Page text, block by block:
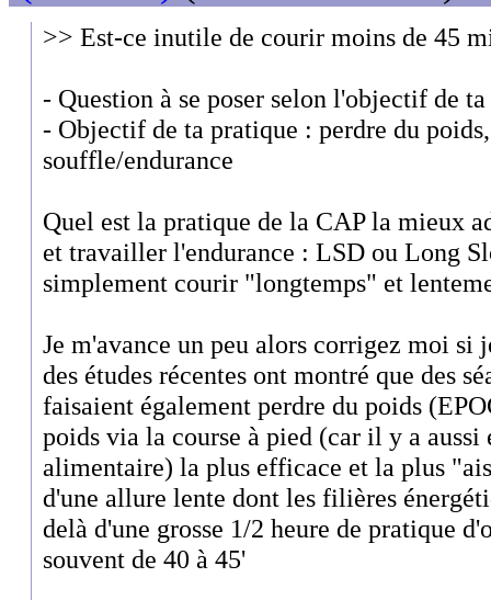
>> Est-ce inutile de courir moins de 45
- Question à se poser selon l'objectif de
- Objectif de ta pratique : perdre du
souffle/endurance
Quel est la pratique de la CAP la mieux
et travailler l'endurance : LSD ou Long
simplement courir "longtemps" et
Je m'avance un peu alors corrigez moi si
des études récentes ont montré que des
faisaient également perdre du poids
poids via la course à pied (car il y a
alimentaire) la plus efficace et la plus
d'une allure lente dont les filières
delà d'une grosse 1/2 heure de pratique
souvent de 40 à 45'